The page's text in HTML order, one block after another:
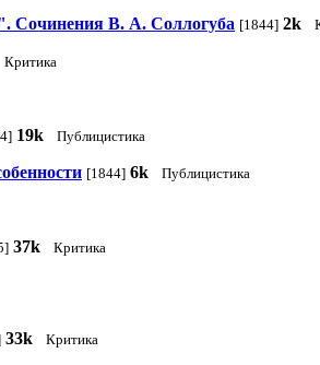
Сочинения В. А. Соллогуба [1844] 2k
Критика
19k Публицистика
[1844] 6k Публицистика
37k
Критика
33k Критика